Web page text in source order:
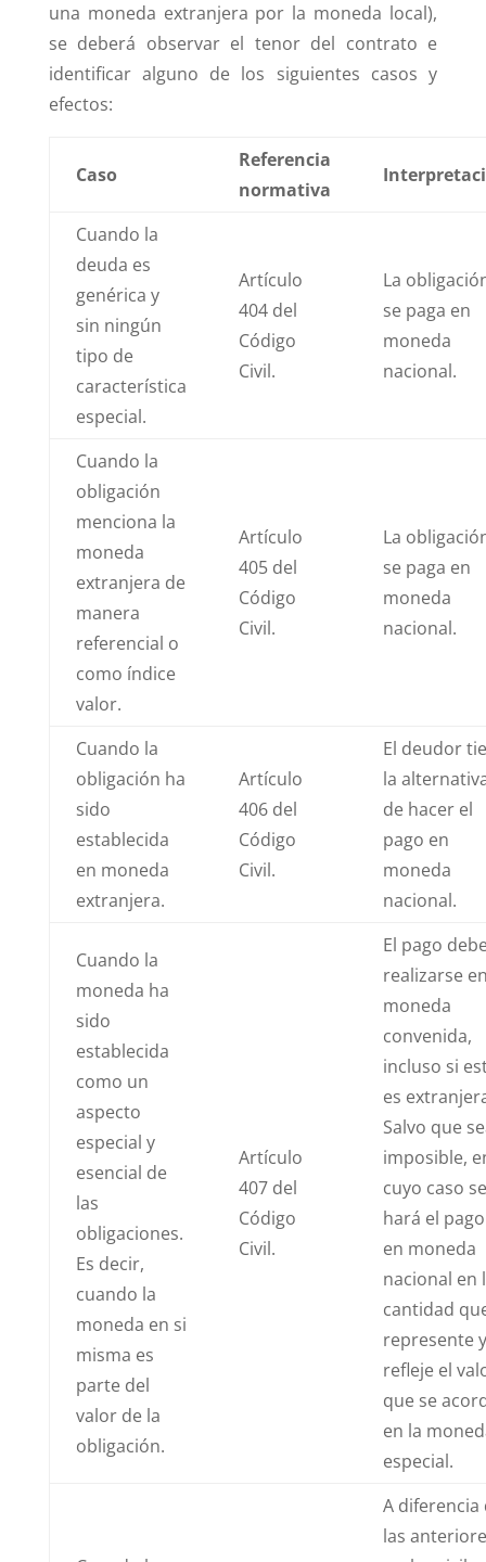
una moneda extranjera por la moneda local),
se deberá observar el tenor del contrato e
identificar alguno de los siguientes casos y
efectos:
Caso
Referencia
normativa
Cuando la
deuda es
genérica y
sin ningún
tipo de
característica
especial.
Artículo
404 del
Código
Civil.
La
se paga en
moneda
nacional.
Cuando la
obligación
menciona la
moneda
extranjera de
manera
referencial o
como índice
valor.
Artículo
405 del
Código
Civil.
La
se paga en
moneda
nacional.
Cuando la
obligación ha
sido
establecida
en moneda
extranjera.
Artículo
406 del
Código
Civil.
El deudor
la
de hacer el
pago en
moneda
nacional.
Cuando la
moneda ha
sido
establecida
como un
aspecto
especial y
esencial de
las
obligaciones.
Es decir,
cuando la
moneda en si
misma es
parte del
valor de la
obligación.
Artículo
407 del
Código
Civil.
El pago
realizarse
moneda
convenida,
incluso si
es
Salvo que
imposible,
cuyo caso se
hará el pago
en moneda
nacional en
cantidad
represente y
refleje el
que se
en la
especial.
A diferencia
las